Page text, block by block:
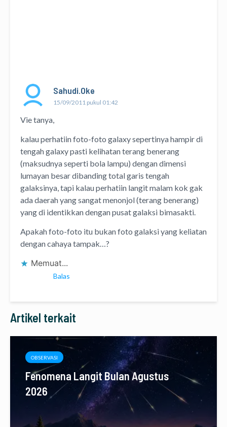
Sahudi.Oke
15/09/2011 pukul 01:42
Vie tanya,
kalau perhatiin foto-foto galaxy sepertinya hampir di
tengah galaxy pasti kelihatan terang benerang
(maksudnya seperti bola lampu) dengan dimensi
lumayan besar dibanding total garis tengah
galaksinya, tapi kalau perhatiin langit malam kok gak
ada daerah yang sangat menonjol (terang benerang)
yang di identikkan dengan pusat galaksi bimasakti.
Apakah foto-foto itu bukan foto galaksi yang keliatan
dengan cahaya tampak…?
Memuat...
Balas
Artikel terkait
OBSERVASI
Fenomena Langit Bulan Agustus
2026